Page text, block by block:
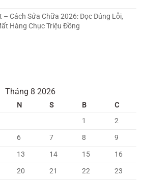
– Cách Sửa Chữa 2026: Đọc Đúng Lỗi,
Hàng Chục Triệu Đồng
Tháng 8 2026
N S B
C
1
2
6 7 8
9
13 14 15
16
20 21 22
23